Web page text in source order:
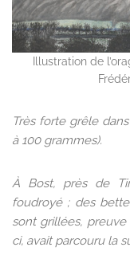
Illustration de
Très forte grêle
à 100 grammes).
À Bost, près de
foudroyé ; des
sont grillées,
ci, avait parcouru la